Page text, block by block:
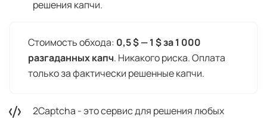
решения капчи.
Стоимость обхода: 0,5 $ — 1 $ за 1 000
разгаданных капч. Никакого риска. Оплата
только за фактически решенные капчи.
2Captcha - это сервис для решения любых